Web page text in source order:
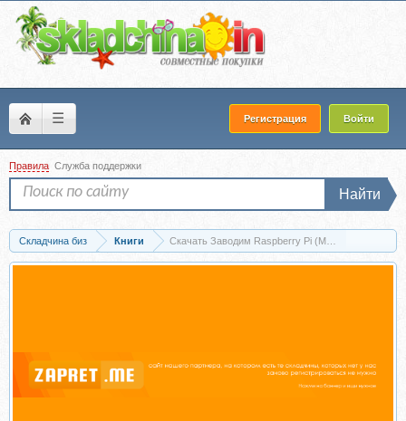
☰ Регистрация Войти
Правила Служба поддержки
Найти
Складчина биз Книги Скачать Заводим Raspberry Pi (Мэтт Ричардсон)